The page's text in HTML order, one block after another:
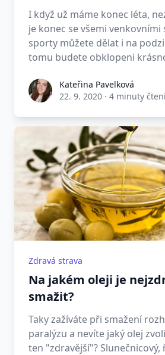
I když už máme konec léta,
je konec se všemi venkovními
sporty můžete dělat i na
tomu budete obklopeni
Kateřina Pavelková
22. 9. 2020 · 4 minuty
Zdravá strava
Na jakém oleji je
smažit?
Taky zažíváte při smažení
paralýzu a nevíte jaký olej
ten "zdravější"? Slunečnicový,